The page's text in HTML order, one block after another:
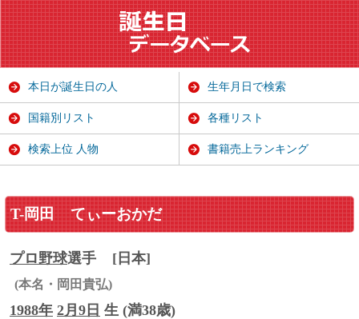
T-岡田 てぃーおかだ
プロ野球選手 [日本]
(本名・岡田貴弘)
1988年 2月9日 生 (満38歳)
本日が誕生日の人 生年月日で検索
国籍別リスト 各種リスト
検索上位 人物 書籍売上ランキング